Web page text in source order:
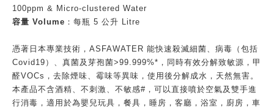
100ppm & Micro-clustered Water
容量 Volume ：每瓶 5 公升 Litre
憑著日本專業技術，ASFAWATER 能快速殺滅細菌、病毒（包括
Covid19）、真菌及芽孢菌>99.999%*，同時有效分解致敏源，甲
醛VOCs，去除煙味、霉味等異味，使用後分解成水，天然無害。
本產品不含酒精、不刺激、不敏感#，可以直接噴於空氣及雙手進
行消毒，適用於為嬰兒玩具，餐具，睡房，客廳，浴室，廚房，車